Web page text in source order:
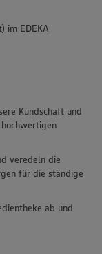
im EDEKA
Kundschaft und
veredeln die
für die ständige
ab und